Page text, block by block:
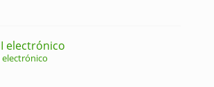
electrónico
electrónico